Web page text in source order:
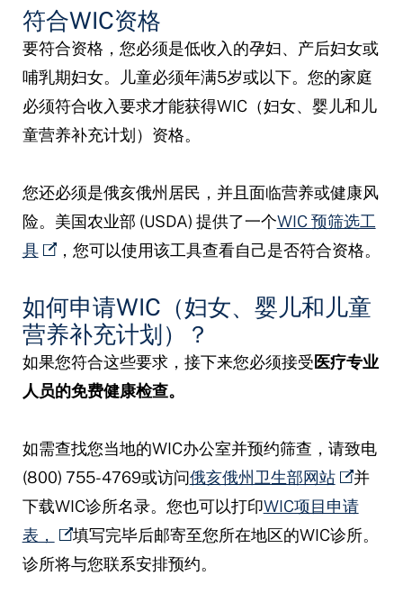
符合WIC资格
要符合资格，您必须是低收入的孕妇、产后妇女或
哺乳期妇女。儿童必须年满5岁或以下。您的家庭
必须符合收入要求才能获得WIC（妇女、婴儿和儿
童营养补充计划）资格。
您还必须是俄亥俄州居民，并且面临营养或健康风
险。美国农业部 (USDA) 提供了一个WIC 预筛选工
具
，您可以使用该工具查看自己是否符合资格。
如何申请WIC（妇女、婴儿和儿童
营养补充计划）？
如果您符合这些要求，接下来您必须接受医疗专业
人员的免费健康检查。
如需查找您当地的WIC办公室并预约筛查，请致电
(800) 755-4769或访问俄亥俄州卫生部网站
并
下载WIC诊所名录。您也可以打印WIC项目申请
表，
填写完毕后邮寄至您所在地区的WIC诊所。
诊所将与您联系安排预约。